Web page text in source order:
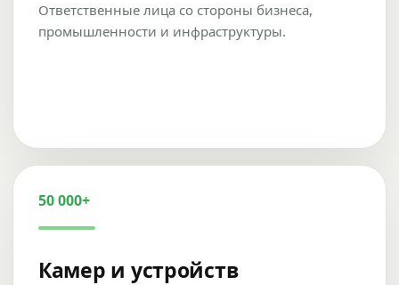
Ответственные лица со стороны бизнеса,
промышленности и инфраструктуры.
50 000+
Камер и устройств